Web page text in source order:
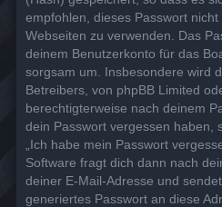
empfohlen, dieses Passwort
Webseiten zu verwenden. Das
deinem Benutzerkonto für das
sorgsam um. Insbesondere wird
Betreibers, von phpBB Limited
berechtigterweise nach deinem
dein Passwort vergessen haben,
„Ich habe mein Passwort
Software fragt dich dann nach
deiner E-Mail-Adresse und
generiertes Passwort an diese